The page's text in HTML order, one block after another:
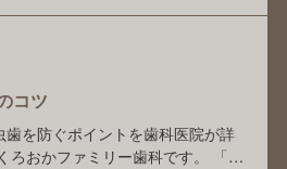
れど、自宅でもフッ素入り歯磨
しょうか？」 「歯磨き剤の種類
いかわかりません」 このような
よくいた …
コツ
を防ぐポイントを歯科医院が詳
ろおかファミリー歯科です。 「毎